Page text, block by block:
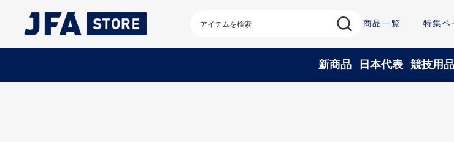
商品一覧 特集ペ
新商品 日本代表 競技用品